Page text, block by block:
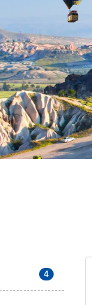
4